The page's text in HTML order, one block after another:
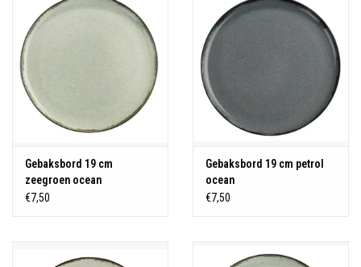
Gebaksbord 19 cm
zeegroen ocean
€7,50
Gebaksbord 19 cm petrol
ocean
€7,50